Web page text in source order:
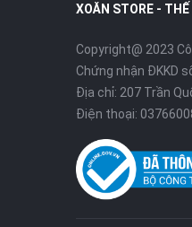
XOĂN STORE - THẾ
Copyright@ 2023
Chứng nhận ĐKKD
Địa chỉ: 207 Trần
Điện thoại: